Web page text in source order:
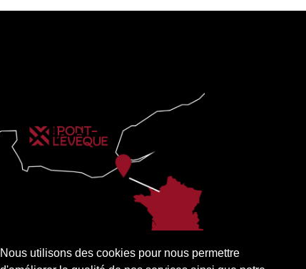
Nous utilisons des cookies pour nous permettre